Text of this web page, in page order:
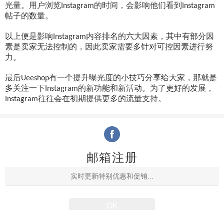
光量。用户浏览 Instagram的时间，会影响他们看到 Instagram
帖子的数量。
以上便是影响 Instagram内容排名的六大因素，其中有部分因
素是卖家无法控制的，因此卖家需要多针对可控因素进行努
力。
最后Ueeshop有一个提升曝光度的小技巧分享给大家，那就是
多关注一下 Instagram的新功能和新活动。为了更好的发展，
Instagram往往会在初期提供更多的流量支持。
邮箱注册